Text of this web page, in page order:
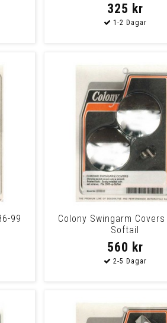
325 kr
99
Colony Swingarm Covers
Softail
560 kr